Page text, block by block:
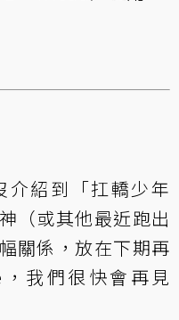
介紹到「扛轎少年
（或其他最近跑出
關係，放在下期再
我們很快會再見